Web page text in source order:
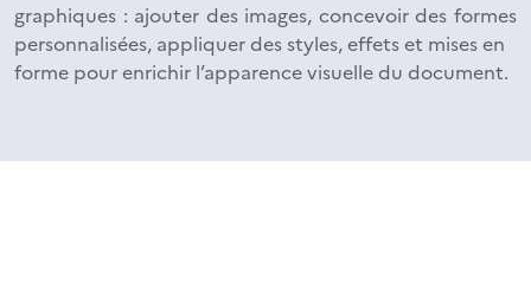
graphiques : ajouter des images, concevoir des formes
personnalisées, appliquer des styles, effets et mises en
forme pour enrichir l’apparence visuelle du document.